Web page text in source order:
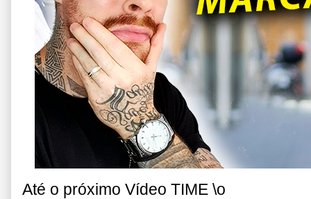
Até o próximo Vídeo TIME \o